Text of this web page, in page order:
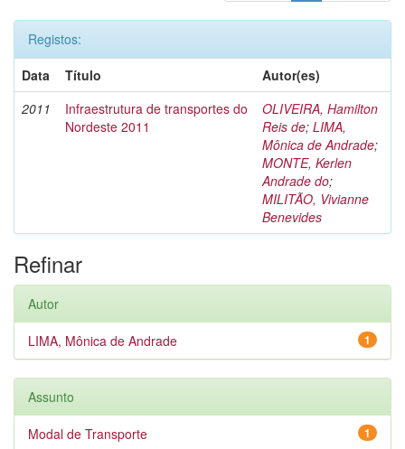
Registos:
Data
Título
Autor(es)
2011
Infraestrutura de transportes do
Nordeste 2011
OLIVEIRA, Hamilton
Reis de; LIMA,
Mônica de Andrade;
MONTE, Kerlen
Andrade do;
MILITÃO, Vivianne
Benevides
Refinar
Autor
1
LIMA, Mônica de Andrade
Assunto
1
Modal de Transporte